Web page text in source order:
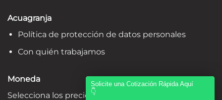
Acuagranja
Política de protección de datos personales
Con quién trabajamos
Moneda
Selecciona los precios en Pesos COP o Dólar USD:
Solicite una Cotización Rápida Aquí
👇